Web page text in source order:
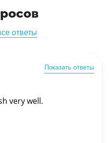
ответы
Показать ответы
very well.